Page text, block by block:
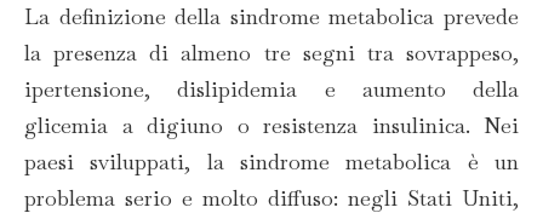
La definizione della sindrome metabolica prevede
la presenza di almeno tre segni tra sovrappeso,
ipertensione, dislipidemia e aumento della
glicemia a digiuno o resistenza insulinica. Nei
paesi sviluppati, la sindrome metabolica è un
problema serio e molto diffuso: negli Stati Uniti,